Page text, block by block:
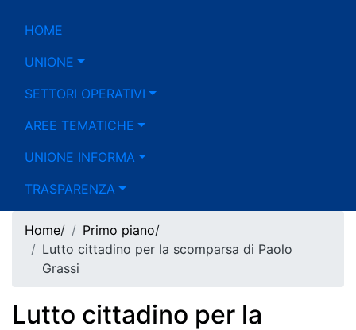
HOME
UNIONE
SETTORI OPERATIVI
AREE TEMATICHE
UNIONE INFORMA
TRASPARENZA
Home/ Primo piano/
Lutto cittadino per la scomparsa di Paolo
Grassi
Lutto cittadino per la